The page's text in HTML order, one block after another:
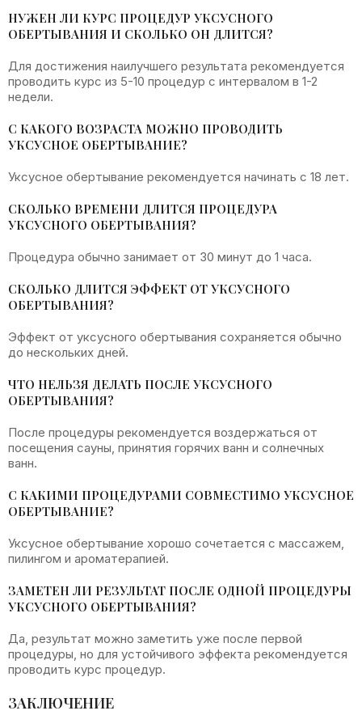
НУЖЕН ЛИ КУРС ПРОЦЕДУР УКСУСНОГО
ОБЕРТЫВАНИЯ И СКОЛЬКО ОН ДЛИТСЯ?
Для достижения наилучшего результата рекомендуется
проводить курс из 5-10 процедур с интервалом в 1-2
недели.
С КАКОГО ВОЗРАСТА МОЖНО ПРОВОДИТЬ
УКСУСНОЕ ОБЕРТЫВАНИЕ?
Уксусное обертывание рекомендуется начинать с 18 лет.
СКОЛЬКО ВРЕМЕНИ ДЛИТСЯ ПРОЦЕДУРА
УКСУСНОГО ОБЕРТЫВАНИЯ?
Процедура обычно занимает от 30 минут до 1 часа.
СКОЛЬКО ДЛИТСЯ ЭФФЕКТ ОТ УКСУСНОГО
ОБЕРТЫВАНИЯ?
Эффект от уксусного обертывания сохраняется обычно
до нескольких дней.
ЧТО НЕЛЬЗЯ ДЕЛАТЬ ПОСЛЕ УКСУСНОГО
ОБЕРТЫВАНИЯ?
После процедуры рекомендуется воздержаться от
посещения сауны, принятия горячих ванн и солнечных
ванн.
С КАКИМИ ПРОЦЕДУРАМИ СОВМЕСТИМО УКСУСНОЕ
ОБЕРТЫВАНИЕ?
Уксусное обертывание хорошо сочетается с массажем,
пилингом и ароматерапией.
ЗАМЕТЕН ЛИ РЕЗУЛЬТАТ ПОСЛЕ ОДНОЙ ПРОЦЕДУРЫ
УКСУСНОГО ОБЕРТЫВАНИЯ?
Да, результат можно заметить уже после первой
процедуры, но для устойчивого эффекта рекомендуется
проводить курс процедур.
ЗАКЛЮЧЕНИЕ